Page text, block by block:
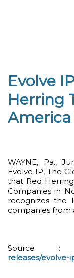
Evolve
Herring
WAYNE, Pa.,
Evolve IP, The
that Red
Companies in
recognizes the
companies from
Source
releases/evolve-